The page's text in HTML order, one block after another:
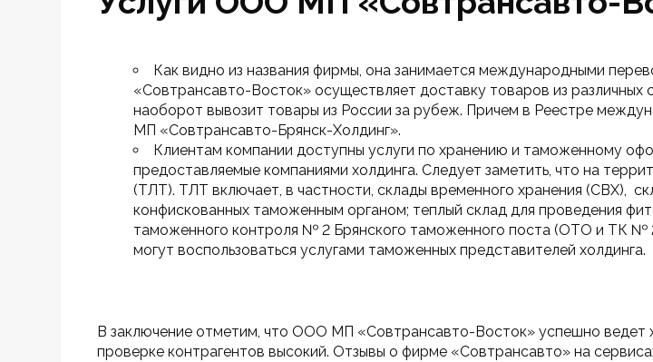
Как видно из названия фирмы, она занимается международными
«Совтрансавто-Восток» осуществляет доставку товаров из
наоборот вывозит товары из России за рубеж. Причем в Реестре
МП «Совтрансавто-Брянск-Холдинг».
Клиентам компании доступны услуги по хранению и таможенному
предоставляемые компаниями холдинга. Следует заметить, что на
(ТЛТ). ТЛТ включает, в частности, склады временного хранения (СВХ),
конфискованных таможенным органом; теплый склад для проведения
таможенного контроля № 2 Брянского таможенного поста (ОТО и ТК
могут воспользоваться услугами таможенных представителей холдинга.
В заключение отметим, что ООО МП «Совтрансавто-Восток» успешно ведет
проверке контрагентов высокий. Отзывы о фирме «Совтрансавто» на